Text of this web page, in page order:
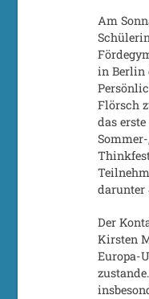
Am
in Berlin
Flörsch
das
darunter
Der
Kirsten
Europa-